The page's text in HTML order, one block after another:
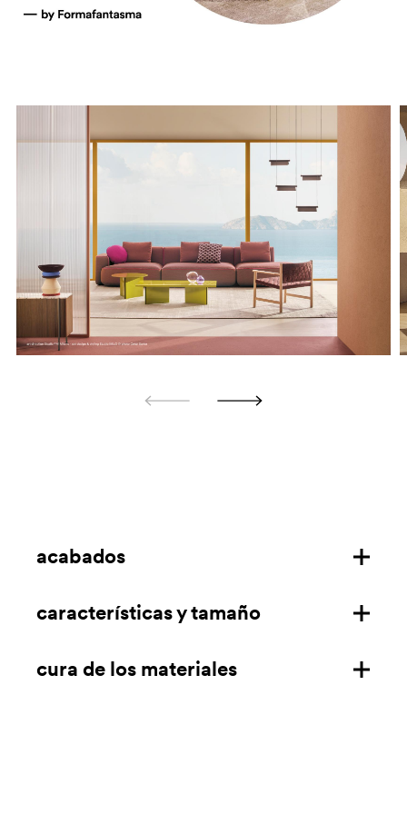
acabados
estructura de aluminio para exterior
estructura de aluminio
características y tamaño
características
cura de los materiales